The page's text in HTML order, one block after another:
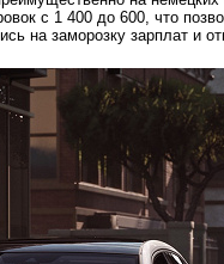
с 1 400 до 600, что
на заморозку зарплат и